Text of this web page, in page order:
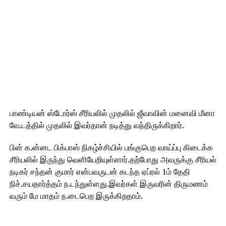
பாண்டியன் ஸ்டோர்ஸ் சீரியலில் முதலில் ஜீவாவின் மனைவி மீனா
வே.டத்தில் முதலில் இவர்தான் நடித்து வந்திருக்கிறார்.
பின் க.ன்னட பிக்பாஸ் நிகழ்ச்சியில் பங்குபெற வாய்ப்பு கிடைக்க
சீரியலில் இருந்து வெளியேறியுள்ளார்.தற்போது அவருக்கு சீரியல்
நடிகர் சந்தன் குமார் என்பவருடன் கடந்த ஏப்ரல் 1ம் தேதி
நிச்.சயதார்த்தம் ந.டந்துள்ளது.இவர்கள் இருவரின் திருமணம்
வரும் மே மாதம் ந.டைபெற இருக்கிறதாம்.